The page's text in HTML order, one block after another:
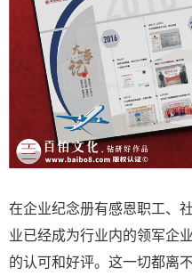
在企业纪念册有感恩职工、
业已经成为行业内的领军企
的认可和好评。这一切都离